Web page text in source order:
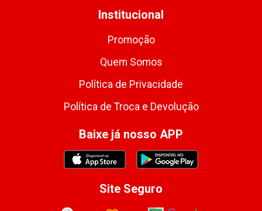
Institucional
Promoção
Quem Somos
Política de Privacidade
Política de Troca e Devolução
Baixe já nosso APP
Site Seguro